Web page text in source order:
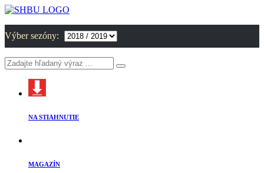
Výber sezóny:
NA STIAHNUTIE
MAGAZÍN